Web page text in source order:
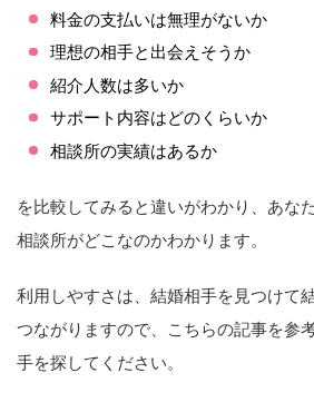
料金の支払いは無理がないか
理想の相手と出会えそうか
紹介人数は多いか
サポート内容はどのくらいか
相談所の実績はあるか
を比較してみると違いがわかり、あな
相談所がどこなのかわかります。
利用しやすさは、結婚相手を見つけて
つながりますので、こちらの記事を参
手を探してください。